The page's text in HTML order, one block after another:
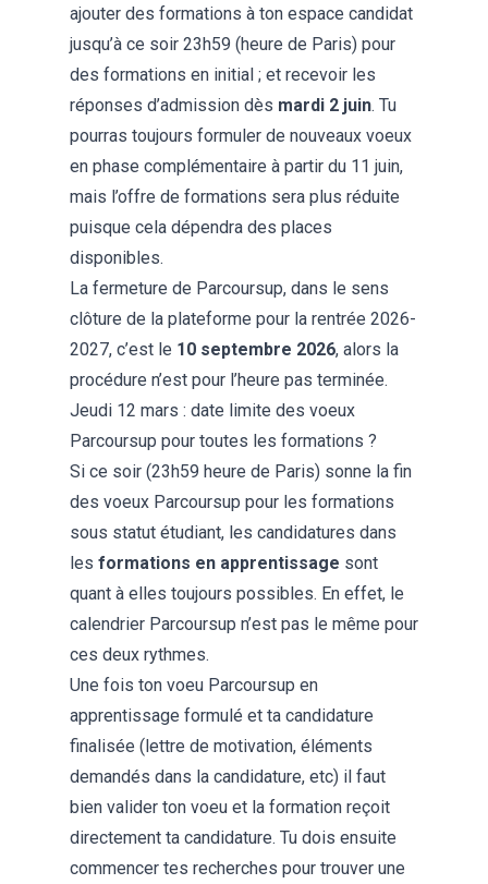
ajouter des formations à ton espace candidat
jusqu’à ce soir 23h59 (heure de Paris) pour
des formations en initial ; et recevoir les
réponses d’admission dès mardi 2 juin. Tu
pourras toujours formuler de nouveaux voeux
en phase complémentaire à partir du 11 juin,
mais l’offre de formations sera plus réduite
puisque cela dépendra des places
disponibles.
La fermeture de Parcoursup, dans le sens
clôture de la plateforme pour la rentrée 2026-
2027, c’est le 10 septembre 2026, alors la
procédure n’est pour l’heure pas terminée.
Jeudi 12 mars : date limite des voeux
Parcoursup pour toutes les formations ?
Si ce soir (23h59 heure de Paris) sonne la fin
des voeux Parcoursup pour les formations
sous statut étudiant, les candidatures dans
les formations en apprentissage sont
quant à elles toujours possibles. En effet, le
calendrier Parcoursup n’est pas le même pour
ces deux rythmes.
Une fois ton voeu Parcoursup en
apprentissage formulé et ta candidature
finalisée (lettre de motivation, éléments
demandés dans la candidature, etc) il faut
bien valider ton voeu et la formation reçoit
directement ta candidature. Tu dois ensuite
commencer tes recherches pour trouver une